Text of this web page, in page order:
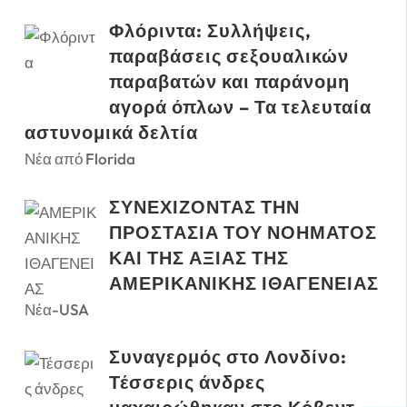
Φλόριντα: Συλλήψεις,
παραβάσεις σεξουαλικών
παραβατών και παράνομη
αγορά όπλων – Τα τελευταία
αστυνομικά δελτία
Νέα από Florida
ΣΥΝΕΧΙΖΟΝΤΑΣ ΤΗΝ
ΠΡΟΣΤΑΣΙΑ ΤΟΥ ΝΟΗΜΑΤΟΣ
ΚΑΙ ΤΗΣ ΑΞΙΑΣ ΤΗΣ
ΑΜΕΡΙΚΑΝΙΚΗΣ ΙΘΑΓΕΝΕΙΑΣ
Νέα-USA
Συναγερμός στο Λονδίνο:
Τέσσερις άνδρες